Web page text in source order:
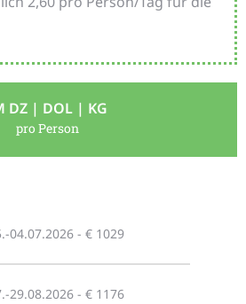
DZ | DOL | KG
pro Person
04.07.2026 - € 1029
29.08.2026 - € 1176